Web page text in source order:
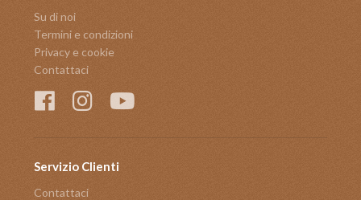
Su di noi
Termini e condizioni
Privacy e cookie
Contattaci
Servizio Clienti
Contattaci